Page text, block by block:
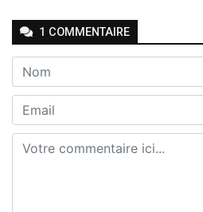
1 COMMENTAIRE